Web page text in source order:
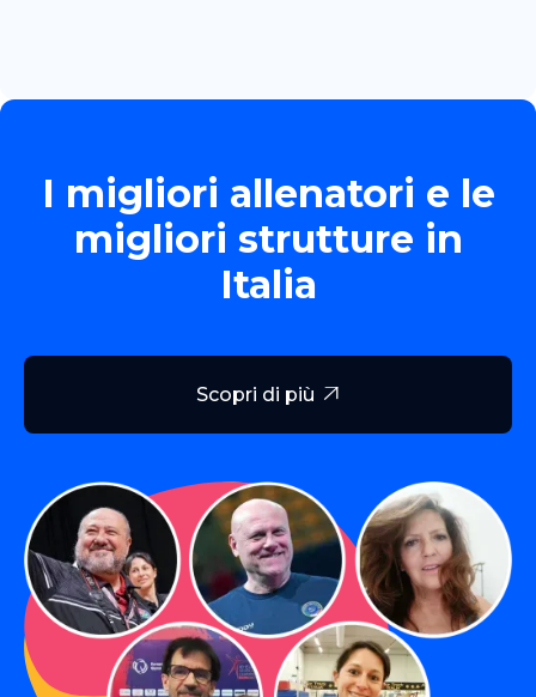
I migliori allenatori e le
migliori strutture in
Italia
Scopri di più 